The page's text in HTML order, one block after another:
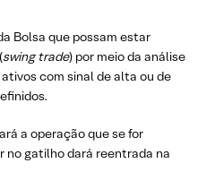
Bolsa que possam estar
swing trade) por meio da análise
com sinal de alta ou de
a operação que se for
no gatilho dará reentrada na